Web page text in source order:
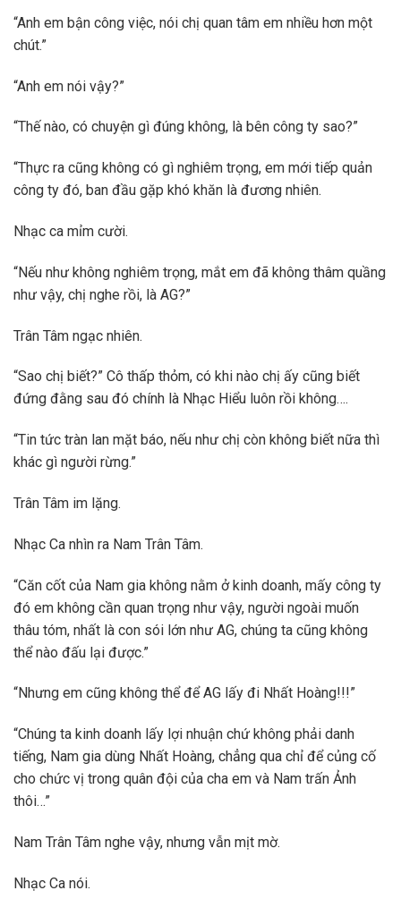
“Anh em bận công việc, nói chị quan tâm em nhiều hơn một
chút.”
“Anh em nói vậy?”
“Thế nào, có chuyện gì đúng không, là bên công ty sao?”
“Thực ra cũng không có gì nghiêm trọng, em mới tiếp quản
công ty đó, ban đầu gặp khó khăn là đương nhiên.
Nhạc ca mỉm cười.
“Nếu như không nghiêm trọng, mắt em đã không thâm quầng
như vậy, chị nghe rồi, là AG?”
Trân Tâm ngạc nhiên.
“Sao chị biết?” Cô thấp thỏm, có khi nào chị ấy cũng biết
đứng đằng sau đó chính là Nhạc Hiểu luôn rồi không….
“Tin tức tràn lan mặt báo, nếu như chị còn không biết nữa thì
khác gì người rừng.”
Trân Tâm im lặng.
Nhạc Ca nhìn ra Nam Trân Tâm.
“Căn cốt của Nam gia không nằm ở kinh doanh, mấy công ty
đó em không cần quan trọng như vậy, người ngoài muốn
thâu tóm, nhất là con sói lớn như AG, chúng ta cũng không
thể nào đấu lại được.”
“Nhưng em cũng không thể để AG lấy đi Nhất Hoàng!!!”
“Chúng ta kinh doanh lấy lợi nhuận chứ không phải danh
tiếng, Nam gia dùng Nhất Hoàng, chẳng qua chỉ để củng cố
cho chức vị trong quân đội của cha em và Nam trấn Ảnh
thôi…”
Nam Trân Tâm nghe vậy, nhưng vẫn mịt mờ.
Nhạc Ca nói.